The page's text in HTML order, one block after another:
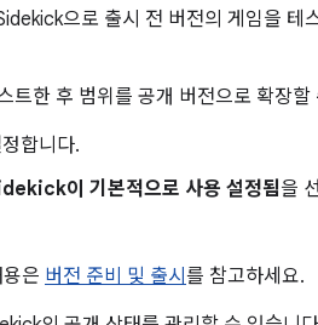
으로 출시 전 버전의 게임을 테
트한 후 범위를 공개 버전으로 확장할
합니다.
이 기본적으로 사용 설정됨을
은 버전 준비 및 출시 를 참고하세요.